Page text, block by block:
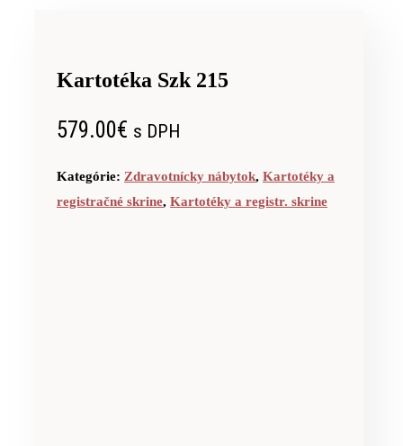
Kartotéka Szk 215
579.00€ s DPH
Kategórie: Zdravotnícky nábytok, Kartotéky a
registračné skrine, Kartotéky a registr. skrine